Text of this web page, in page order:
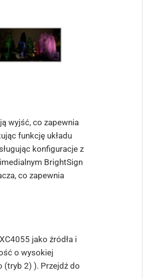
wyjść, co zapewnia
funkcję układu
konfiguracje z
BrightSign
co zapewnia
jako źródła i
o wysokiej
(tryb 2) ). Przejdź do